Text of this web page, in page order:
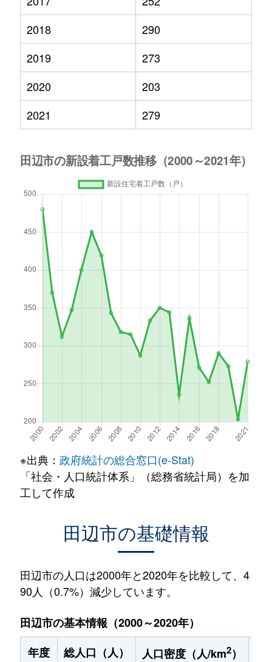
2018
290
2019
273
2020
203
2021
279
※出典： 政府統計の総合窓口(e-Stat)
「社会・人口統計体系」（総務省統計局）を加
工して作成
田辺市の基礎情報
田辺市の人口は2000年と2020年を比較して、4
90人（0.7%）減少しています。
田辺市の基本情報（2000～2020年）
年度
総人口（人） 人口密度（人/km2）